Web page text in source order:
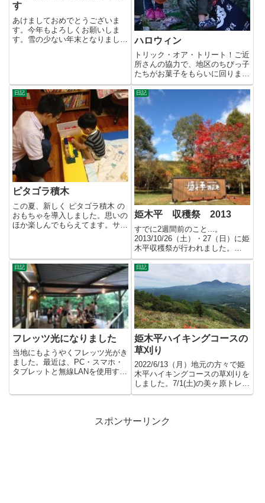
す
あけましておめでとうございま
す。今年もよろしくお願いしま
す。雪の少ない年末となりました
ハロウィン
トリック・オア・トリート！ご近
所さんの協力で、地区のちびっ子
たちがお菓子をもらいに回りまし
た。お兄ちゃん、お姉ちゃんと
一...
日記
ピタゴラ積木
この夏、新しく ピタゴラ積木 の
おもちゃを導入しました。思いの
ほか楽しんでもらえてます。サン
日記
姫木平 収穫祭 2013
すでに2週間前のこと...。
2013/10/26（土）・27（日）に姫
木平収穫祭が行われました。
10/26（土）は、仏岩...
日記
フレッツ光になりました
当地にもようやくフレッツ光がき
ました。最近は、PC・スマホ・
タブレットと無線LANを使用する
日記
姫木平ハイキングコースの
草刈り
2022/6/13（月）地元の方々で姫
木平ハイキングコースの草刈りを
しました。7/1(土)の美ヶ原トレイ
ルランのコース整...
スポンサーリンク